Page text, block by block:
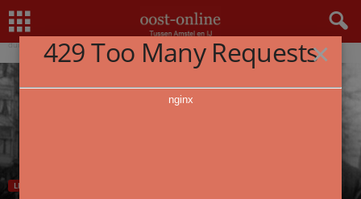
Home
Zingen in het donker. Een kijkje met opgeheven hoofd in een
duistere...
LEZEN EN SCHRIJVEN
×
429 Too Many Requests
nginx